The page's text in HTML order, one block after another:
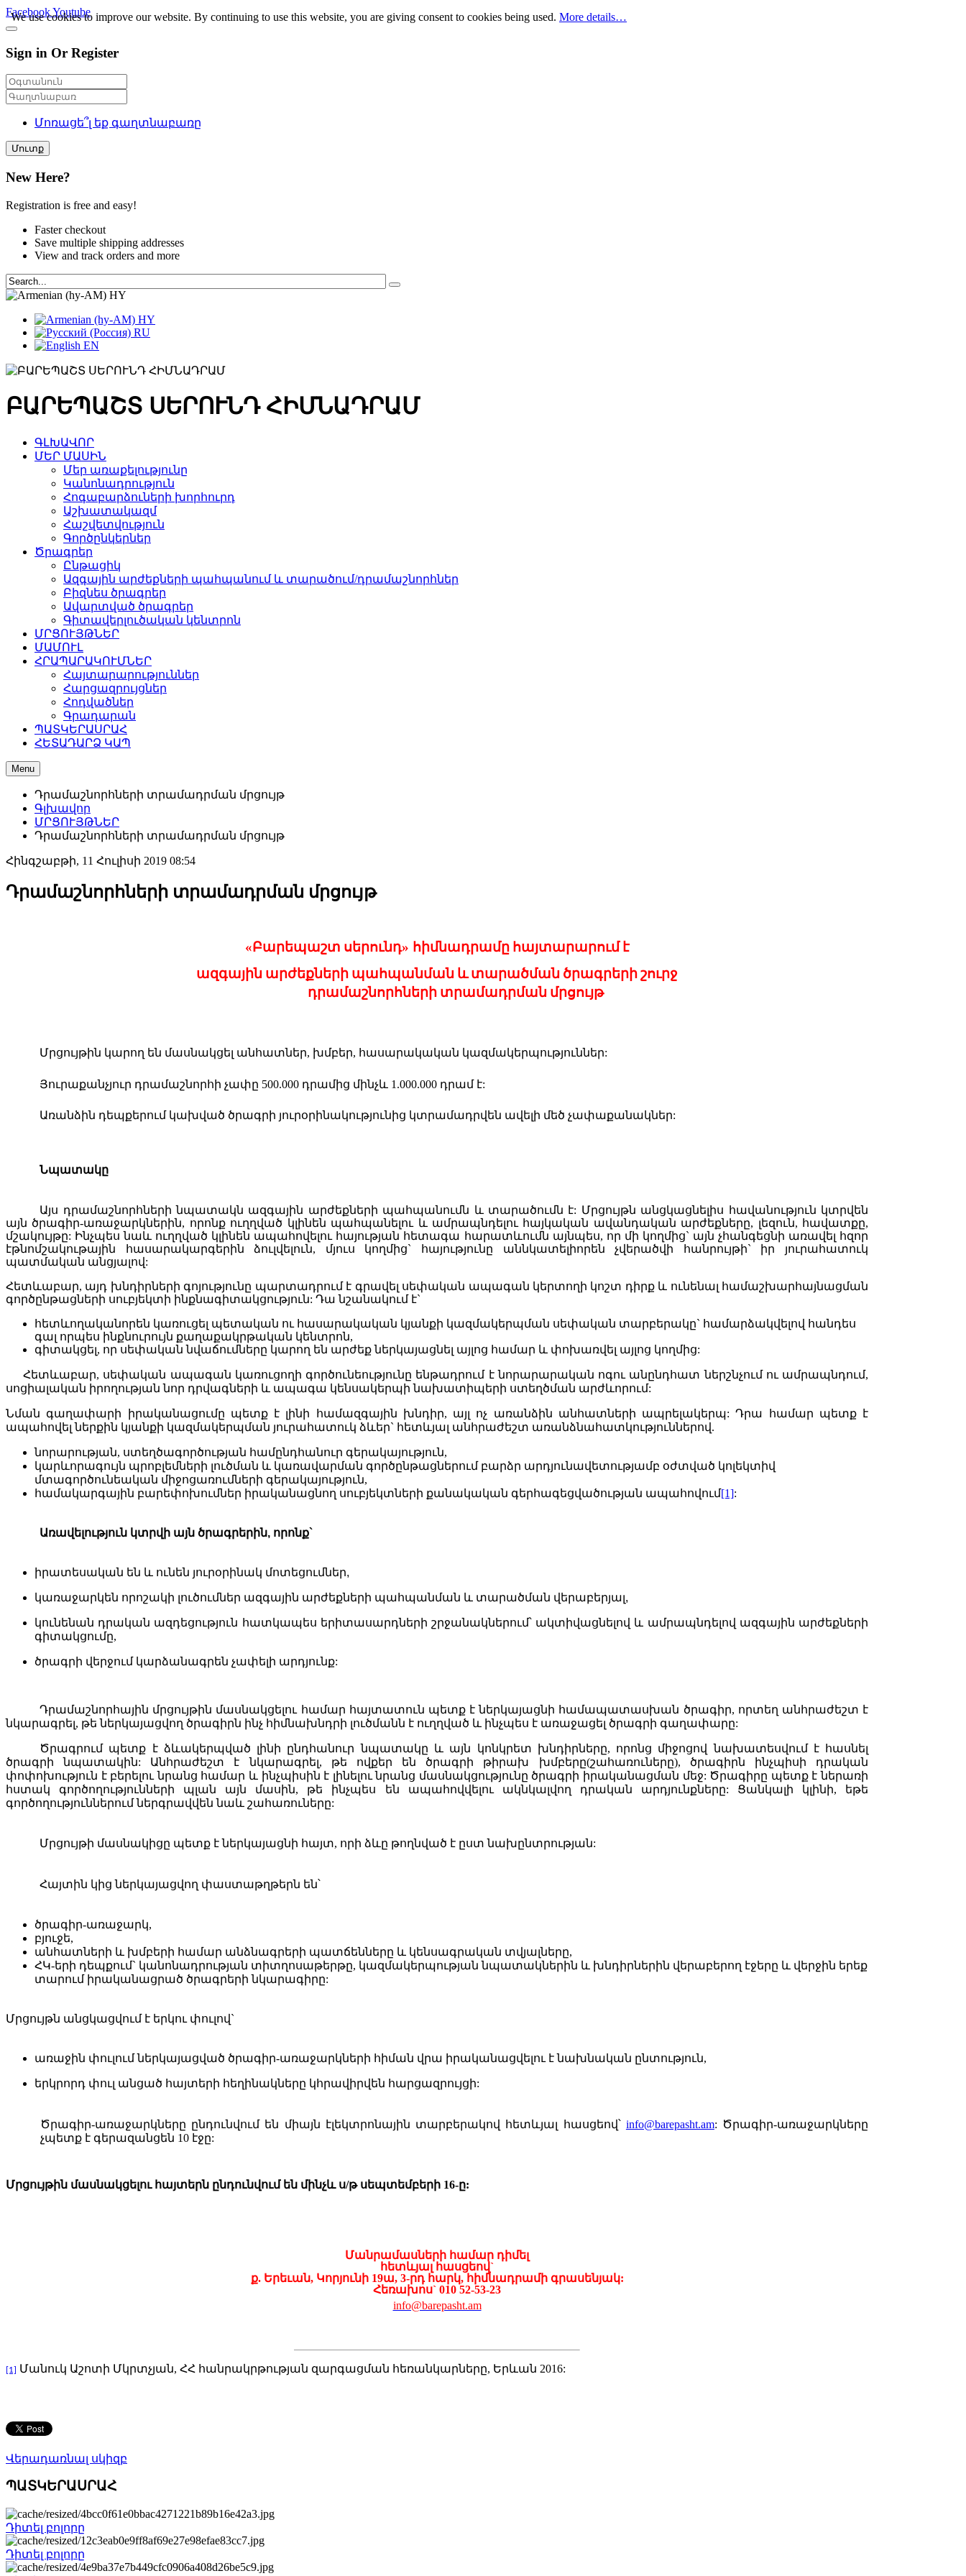
FacebookYoutube
Sign in Or Register
Մոռացե՞լ եք գաղտնաբառը
Մուտք
New Here?
Registration is free and easy!
Faster checkout
Save multiple shipping addresses
View and track orders and more
HY
HY
RU
EN
ԲԱՐԵՊԱՇՏ ՍԵՐՈՒՆԴ ՀԻՄՆԱԴՐԱՄ
ԳԼԽԱՎՈՐ
ՄԵՐ ՄԱՍԻՆ
Մեր առաքելությունը
Կանոնադրություն
Հոգաբարձուների խորհուրդ
Աշխատակազմ
Հաշվետվություն
Գործընկերներ
Ծրագրեր
Ընթացիկ
Ազգային արժեքների պահպանում և տարածում/դրամաշնորհներ
Բիզնես ծրագրեր
Ավարտված ծրագրեր
Գիտավերլուծական կենտրոն
ՄՐՑՈՒՅԹՆԵՐ
ՄԱՄՈՒԼ
ՀՐԱՊԱՐԱԿՈՒՄՆԵՐ
Հայտարարություններ
Հարցազրույցներ
Հոդվածներ
Գրադարան
ՊԱՏԿԵՐԱՍՐԱՀ
ՀԵՏԱԴԱՐՁ ԿԱՊ
Menu
Դրամաշնորհների տրամադրման մրցույթ
Գլխավոր
ՄՐՑՈՒՅԹՆԵՐ
Դրամաշնորհների տրամադրման մրցույթ
Հինգշաբթի, 11 Հուլիսի 2019 08:54
Դրամաշնորհների տրամադրման մրցույթ
«Բարեպաշտ սերունդ» հիմնադրամը հայտարարում է
ազգային արժեքների պահպանման և տարածման ծրագրերիշուրջ
դրամաշնորհների տրամադրման մրցույթ
Մրցույթին կարող են մասնակցել անհատներ, խմբեր, հասարակական կազմակերպություններ:
Յուրաքանչյուր դրամաշնորհի չափը 500.000 դրամից մինչև 1.000.000 դրամ է:
Առանձին դեպքերում կախված ծրագրի յուրօրինակությունից կտրամադրվեն ավելի մեծ չափաքանակներ:
Նպատակը
Այս դրամաշնորհների նպատակն ազգային արժեքների պահպանումն և տարածումն է: Մրցույթն անցկացնելիս հավանություն կտրվեն
այն ծրագիր-առաջարկներին, որոնք ուղղված կլինեն պահպանելու և ամրապնդելու հայկական ավանդական արժեքները, լեզուն, հավատքը,
մշակույթը: Ինչպես նաև ուղղված կլինեն ապահովելու հայության հետագա հարատևումն այնպես, որ մի կողմից` այն չհանգեցնի առավել հզոր
էթնոմշակութային
հասարակարգերին ձուլվելուն, մյուս կողմից` հայությունը աննկատելիորեն չվերածվի հանրույթի` իր
յուրահատուկ
պատմական անցյալով:
Հետևաբար, այդ խնդիրների գոյությունը պարտադրում է գրավել սեփական ապագան կերտողի կոշտ դիրք և ունենալ համաշխարհայնացման
գործընթացների սուբյեկտի ինքնագիտակցություն: Դա նշանակում է`
հետևողականորեն կառուցել պետական ու հասարակական կյանքի կազմակերպման սեփական տարբերակը` համարձակվելով հանդես
գալ որպես ինքնուրույն քաղաքակրթական կենտրոն,
գիտակցել, որ սեփական նվաճումները կարող են արժեք ներկայացնել այլոց համար և փոխառվել այլոց կողմից:
Հետևաբար, սեփական ապագան կառուցողի գործունեությունը ենթադրում է նորարարական ոգու անընդհատ ներշնչում ու ամրապնդում,
սոցիալական իրողության նոր դրվագների և ապագա կենսակերպի նախատիպերի ստեղծման արժևորում:
Նման գաղափարի իրականացումը պետք է լինի համազգային խնդիր, այլ ոչ առանձին անհատների ապրելակերպ:Դրա համար պետք
է
ապահովել ներքին կյանքի կազմակերպման յուրահատուկ ձևեր` հետևյալ անհրաժեշտ առանձնահատկություններով.
նորարության, ստեղծագործության համընդհանուր գերակայություն,
կարևորագույն պրոբլեմների լուծման և կառավարման գործընթացներում բարձր արդյունավետությամբ օժտված կոլեկտիվ
մտագործունեական միջոցառումների գերակայություն,
համակարգային բարեփոխումներ իրականացնող սուբյեկտների քանակական գերհագեցվածության ապահովում[1]:
Առավելություն կտրվի այն ծրագրերին, որոնք`
իրատեսական են և ունեն յուրօրինակ մոտեցումներ,
կառաջարկեն որոշակի լուծումներ ազգային արժեքների պահպանման և տարածման վերաբերյալ,
կունենան դրական ազդեցություն հատկապես երիտասարդների շրջանակներում՝ ակտիվացնելով և ամրապնդելով ազգային արժեքների
գիտակցումը,
ծրագրի վերջում կարձանագրեն չափելի արդյունք:
Դրամաշնորհային մրցույթին մասնակցելու համար հայտատուն պետք է ներկայացնի համապատասխան ծրագիր, որտեղ անհրաժեշտ է
նկարագրել, թե ներկայացվող ծրագիրն ինչ հիմնախնդրի լուծմանն է ուղղված և ինչպես է առաջացել ծրագրի գաղափարը:
Ծրագրում պետք է ձևակերպված լինի ընդհանուր նպատակը և այն կոնկրետ խնդիրները, որոնց միջոցով
նախատեսվում է հասնել
ծրագրի
նպատակին: Անհրաժեշտ է նկարագրել, թե ովքեր են ծրագրի թիրախ խմբերը(շահառուները), ծրագիրն ինչպիսի դրական
փոփոխություն է բերելու նրանց համար և ինչպիսին է լինելու նրանց մասնակցությունը ծրագրի իրականացման մեջ: Ծրագիրը պետք էներառի
հստակ
գործողությունների պլան այն մասին, թե ինչպես են ապահովվելու ակնկալվող դրական արդյունքները: Ցանկալի կլինի, եթե
գործողություններում ներգրավվեն նաև շահառուները:
Մրցույթի մասնակիցը պետք է ներկայացնի հայտ, որիձևը թողնված է ըստ նախընտրության:
Հայտին կից ներկայացվող փաստաթղթերն են՝
ծրագիր-առաջարկ,
բյուջե,
անհատների և խմբերի համար անձնագրերի պատճենները և կենսագրական տվյալները,
ՀԿ-երի դեպքում` կանոնադրության տիտղոսաթերթը, կազմակերպությաննպատակներին և խնդիրներին վերաբերող էջերը և վերջին երեք
տարում իրականացրած ծրագրերի նկարագիրը:
Մրցույթն անցկացվում է երկու փուլով`
առաջին փուլումներկայացված ծրագիր-առաջարկների հիման վրա իրականացվելու է նախնական ընտություն,
երկրորդ փուլ անցած հայտերի հեղինակները կհրավիրվեն հարցազրույցի:
Ծրագիր-առաջարկները ընդունվում են միայն էլեկտրոնային տարբերակով հետևյալ հասցեով՝ info@barepasht.am: Ծրագիր-առաջարկները
չպետք է գերազանցեն 10 էջը:
Մրցույթին մասնակցելու հայտերն ընդունվում են մինչև ս/թ սեպտեմբերի 16-ը:
Մանրամասների համար դիմել
հետևյալ հասցեով`
ք. Երեւան, Կորյունի19ա, 3-րդ հարկ, հիմնադրամի գրասենյակ:
Հեռախոս` 010 52-53-23
info@barepasht.am
[1] Մանուկ Աշոտի Մկրտչյան, ՀՀ հանրակրթության զարգացման հեռանկարները, Երևան 2016:
Վերադառնալ սկիզբ
ՊԱՏԿԵՐԱՍՐԱՀ
Դիտել բոլորը
Դիտել բոլորը
We use cookies to improve our website. By continuing to use this website, you are giving consent to cookies being used. More details…